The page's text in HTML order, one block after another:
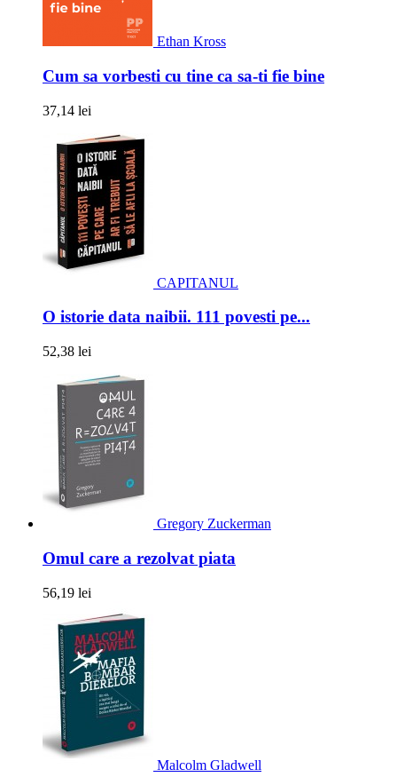
Ethan Kross
Cum sa vorbesti cu tine ca sa-ti fie bine
37,14 lei
CAPITANUL
O istorie data naibii. 111 povesti pe...
52,38 lei
Gregory Zuckerman
Omul care a rezolvat piata
56,19 lei
Malcolm Gladwell